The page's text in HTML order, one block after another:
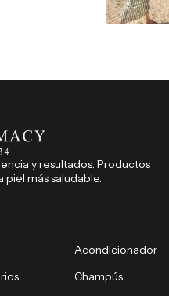
y resultados. Productos
piel más saludable.
Acondicionador
Champús